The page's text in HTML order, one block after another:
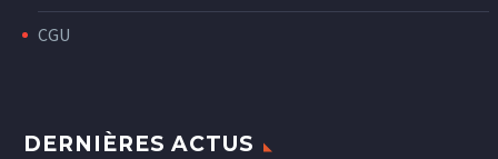
CGU
DERNIÈRES ACTUS